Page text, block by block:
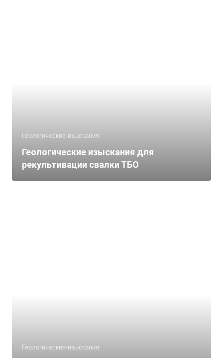
Геологические-изыскания
Геологические изыскания для
рекультивации свалки ТБО
Геологические-изыскания